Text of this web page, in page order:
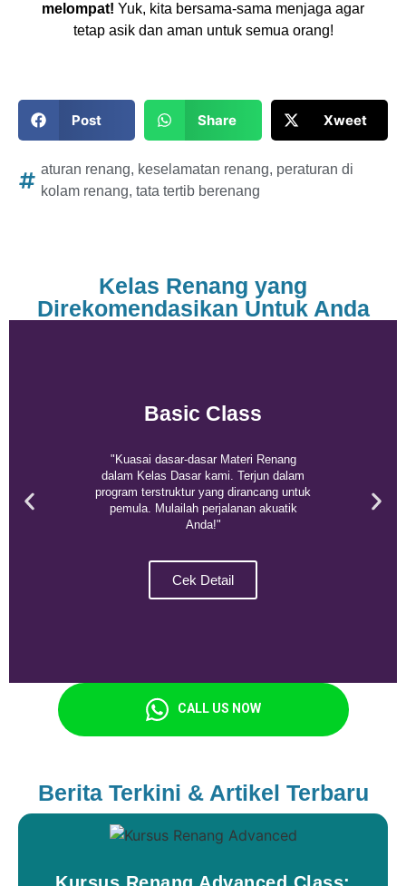
melompat! Yuk, kita bersama-sama menjaga agar
tetap asik dan aman untuk semua orang!
Post Share Xweet
aturan renang, keselamatan renang, peraturan di
kolam renang, tata tertib berenang
Kelas Renang yang
Direkomendasikan Untuk Anda
Basic Class
"Kuasai dasar-dasar Materi Renang
dalam Kelas Dasar kami. Terjun dalam
program terstruktur yang dirancang untuk
pemula. Mulailah perjalanan akuatik
Anda!"
Cek Detail
CALL US NOW
Berita Terkini & Artikel Terbaru